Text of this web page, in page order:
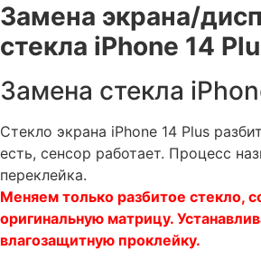
Замена экрана/
стекла iPhone 14
Замена стекла
Стекло экрана iPhone 14 Plus
есть, сенсор работает. Процесс
переклейка.
Меняем только разбитое стекло,
оригинальную матрицу.
влагозащитную проклейку.